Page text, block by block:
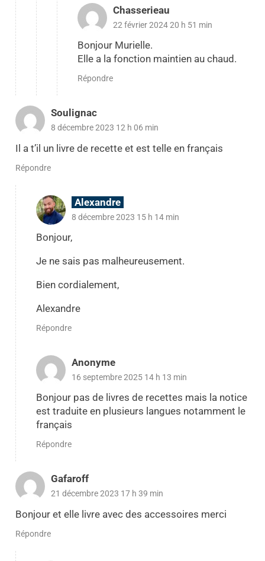
Chasserieau
22 février 2024 20 h 51 min
Bonjour Murielle.
Elle a la fonction maintien au chaud.
Répondre
Soulignac
8 décembre 2023 12 h 06 min
Il a t’il un livre de recette et est telle en français
Répondre
Alexandre
8 décembre 2023 15 h 14 min
Bonjour,
Je ne sais pas malheureusement.
Bien cordialement,
Alexandre
Répondre
Anonyme
16 septembre 2025 14 h 13 min
Bonjour pas de livres de recettes mais la notice
est traduite en plusieurs langues notamment le
français
Répondre
Gafaroff
21 décembre 2023 17 h 39 min
Bonjour et elle livre avec des accessoires merci
Répondre